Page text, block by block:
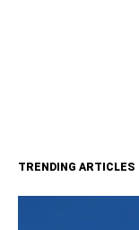
TRENDING ARTICLES